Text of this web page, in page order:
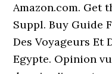
Amazon.com. Get
Suppl. Buy Guide
Des Voyageurs Et
Egypte. Opinion